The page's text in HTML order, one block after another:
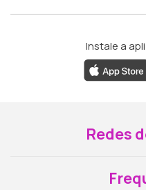
Instale a
Redes